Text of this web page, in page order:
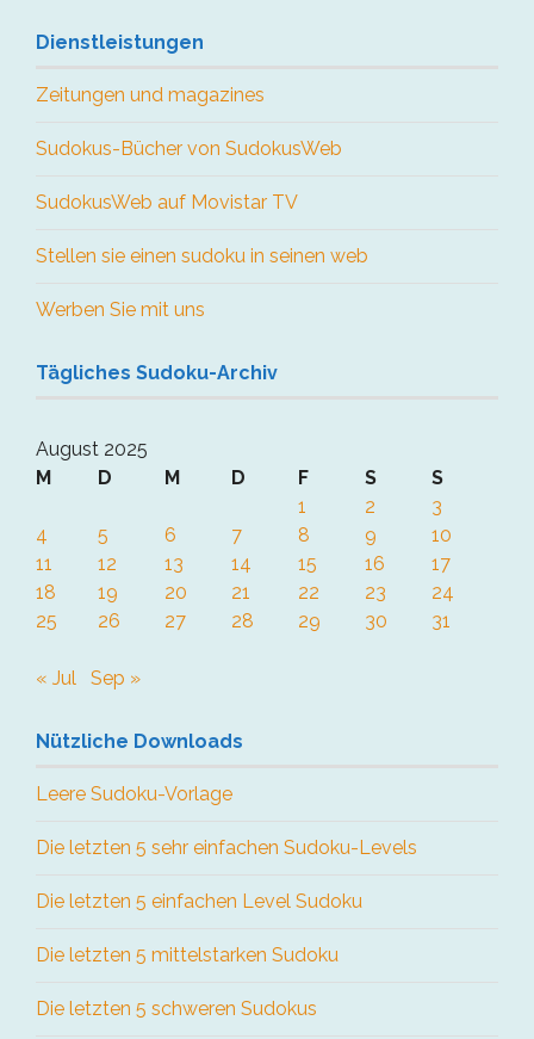
Dienstleistungen
Zeitungen und magazines
Sudokus-Bücher von SudokusWeb
SudokusWeb auf Movistar TV
Stellen sie einen sudoku in seinen web
Werben Sie mit uns
Tägliches Sudoku-Archiv
August 2025
M
D M D F S
S
1
2
3
4
5 6 7 8 9
10
11
12 13 14 15 16
17
18
19 20 21 22 23
24
25
26 27 28 29 30 31
« Jul Sep »
Nützliche Downloads
Leere Sudoku-Vorlage
Die letzten 5 sehr einfachen Sudoku-Levels
Die letzten 5 einfachen Level Sudoku
Die letzten 5 mittelstarken Sudoku
Die letzten 5 schweren Sudokus